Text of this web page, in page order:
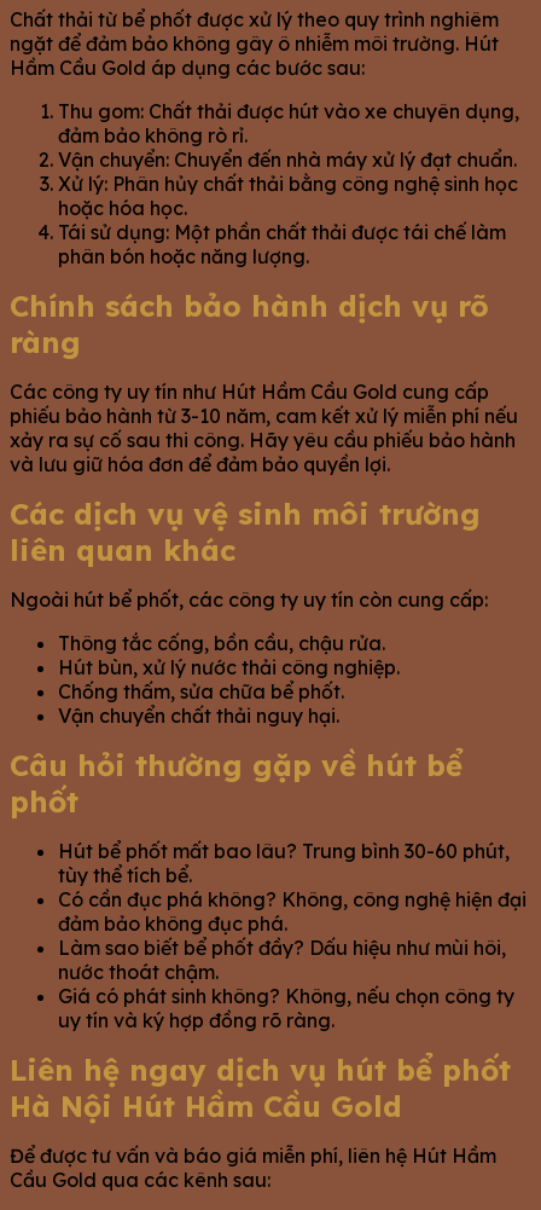
Chất thải từ bể phốt được xử lý theo quy trình nghiêm
ngặt để đảm bảo không gây ô nhiễm môi trường. Hút
Hầm Cầu Gold áp dụng các bước sau:
Thu gom: Chất thải được hút vào xe chuyên dụng,
đảm bảo không rò rỉ.
Vận chuyển: Chuyển đến nhà máy xử lý đạt chuẩn.
Xử lý: Phân hủy chất thải bằng công nghệ sinh học
hoặc hóa học.
Tái sử dụng: Một phần chất thải được tái chế làm
phân bón hoặc năng lượng.
Chính sách bảo hành dịch vụ rõ
ràng
Các công ty uy tín như Hút Hầm Cầu Gold cung cấp
phiếu bảo hành từ 3-10 năm, cam kết xử lý miễn phí nếu
xảy ra sự cố sau thi công. Hãy yêu cầu phiếu bảo hành
và lưu giữ hóa đơn để đảm bảo quyền lợi.
Các dịch vụ vệ sinh môi trường
liên quan khác
Ngoài hút bể phốt, các công ty uy tín còn cung cấp:
Thông tắc cống, bồn cầu, chậu rửa.
Hút bùn, xử lý nước thải công nghiệp.
Chống thấm, sửa chữa bể phốt.
Vận chuyển chất thải nguy hại.
Câu hỏi thường gặp về hút bể
phốt
Hút bể phốt mất bao lâu? Trung bình 30-60 phút,
tùy thể tích bể.
Có cần đục phá không? Không, công nghệ hiện đại
đảm bảo không đục phá.
Làm sao biết bể phốt đầy? Dấu hiệu như mùi hôi,
nước thoát chậm.
Giá có phát sinh không? Không, nếu chọn công ty
uy tín và ký hợp đồng rõ ràng.
Liên hệ ngay dịch vụ hút bể phốt
Hà Nội Hút Hầm Cầu Gold
Để được tư vấn và báo giá miễn phí, liên hệ Hút Hầm
Cầu Gold qua các kênh sau: